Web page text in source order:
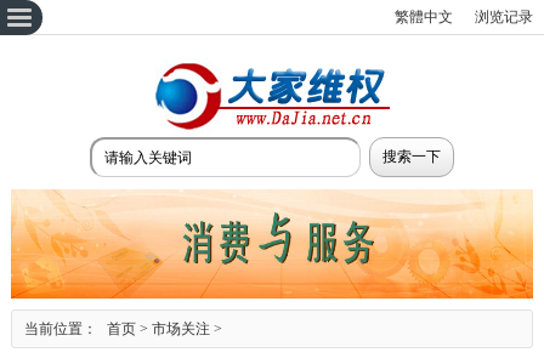
繁體中文 浏览记录
当前位置： 首页> 市场关注 >